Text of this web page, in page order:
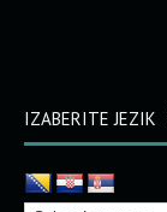
IZABERITE JEZIK